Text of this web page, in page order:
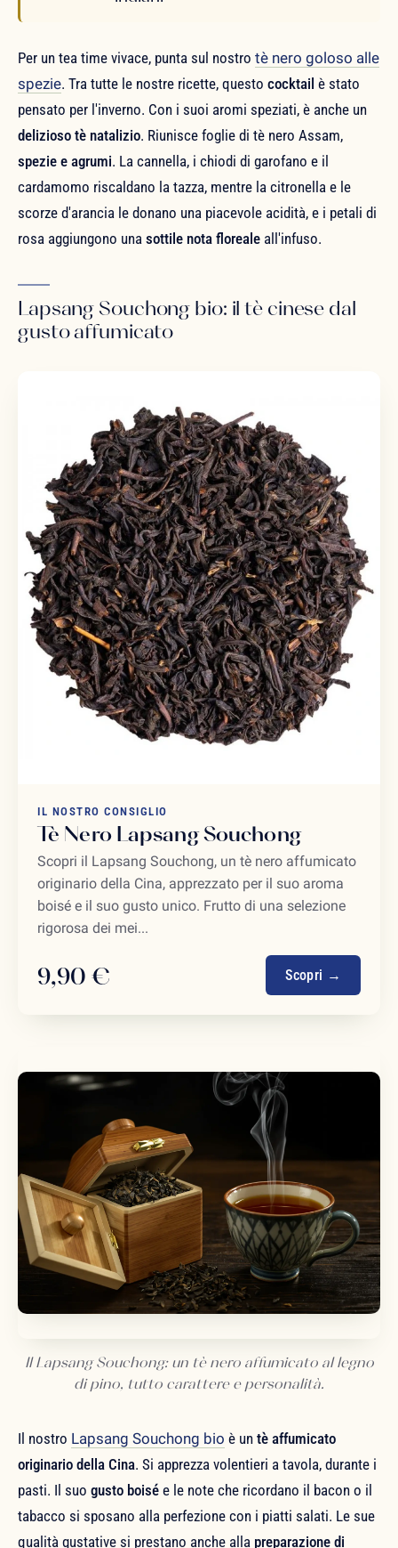
Per un tea time vivace, punta sul nostro tè nero goloso alle
spezie. Tra tutte le nostre ricette, questo cocktail è stato
pensato per l'inverno. Con i suoi aromi speziati, è anche un
delizioso tè natalizio. Riunisce foglie di tè nero Assam,
spezie e agrumi. La cannella, i chiodi di garofano e il
cardamomo riscaldano la tazza, mentre la citronella e le
scorze d'arancia le donano una piacevole acidità, e i petali di
rosa aggiungono una sottile nota floreale all'infuso.
Lapsang Souchong bio: il tè cinese dal
gusto affumicato
IL NOSTRO CONSIGLIO
Tè Nero Lapsang Souchong
Scopri il Lapsang Souchong, un tè nero affumicato
originario della Cina, apprezzato per il suo aroma
boisé e il suo gusto unico. Frutto di una selezione
rigorosa dei mei...
9,90 € Scopri →
Il Lapsang Souchong: un tè nero affumicato al legno
di pino, tutto carattere e personalità.
Il nostro Lapsang Souchong bio è un tè affumicato
originario della Cina. Si apprezza volentieri a tavola, durante i
pasti. Il suo gusto boisé e le note che ricordano il bacon o il
tabacco si sposano alla perfezione con i piatti salati. Le sue
qualità gustative si prestano anche alla preparazione di